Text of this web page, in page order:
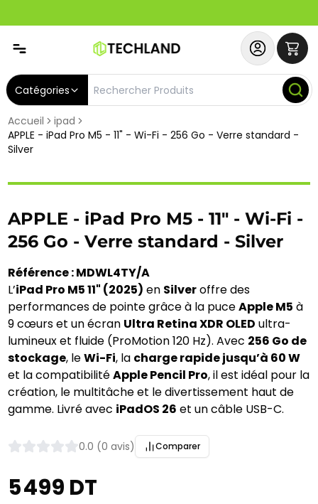
Catégories
Accueil
ipad
APPLE - iPad Pro M5 - 11" - Wi-Fi - 256 Go - Verre standard -
Silver
APPLE - iPad Pro M5 - 11" - Wi-Fi -
256 Go - Verre standard - Silver
Référence : MDWL4TY/A
L’iPad Pro M5 11" (2025) en Silveroffre des
performances de pointe grâce à la puceApple M5 à
9 cœurs et un écran Ultra Retina XDR OLED ultra-
lumineux et fluide (ProMotion 120 Hz). Avec 256 Go de
stockage, leWi-Fi, la charge rapide jusqu’à 60 W
et la compatibilitéApple Pencil Pro, il est idéal pour la
création, le multitâche et le divertissement haut de
gamme. Livré avec iPadOS 26 et un câble USB-C.
0.0 (0 avis) Comparer
5 499 DT